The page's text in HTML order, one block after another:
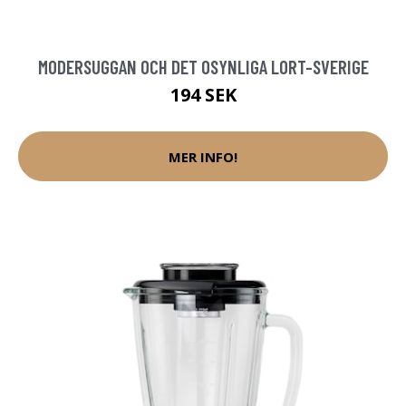
MODERSUGGAN OCH DET OSYNLIGA LORT-SVERIGE
194 SEK
MER INFO!